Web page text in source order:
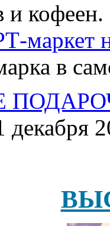
и кофеен.
маркет
в